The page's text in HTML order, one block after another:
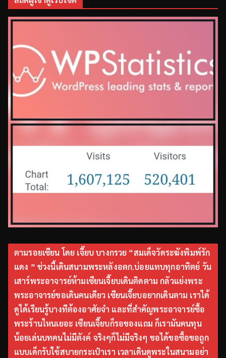
ตามรอยเซียน โดย เจี๊ยบ บางกรวย “สมเด็จวัดระฆังพิมพ์รัก
แดง ” ช่วงนี้เดินสนามพระหลังอตก.บ่อยแทบทุกอาทิตย์ วัน
เสาร์พระอาจารย์ห้ามเซียนเจี๊ยบเดินติดตาม กลัวแย่งพระ
พระอาจารย์ขอเดินคนเดียว เซียนเจี๊ยบอยากเดินตาม เราได้
ดูได้เรียนรู้บางทีต้องอาศัยจำ และที่สำคัญพระอาจารย์ซื้อ
พระร้านไหนเยอะ เซียนเจี๊ยบก็รอของแถม ก็เรามันคนทุน
น้อยเล่นบทคนไม่มีตังค์ จริงๆก็ไม่มีจริงๆ ขอได้ขอซื้อขอถูก
แบบเด็กรับใช้สบายกระเป๋าเรา เวลาเดินดูพระในสนามอย่า